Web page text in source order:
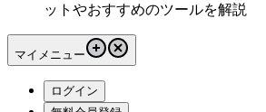
ットやおすすめのツールを解説
マイメニュー
ログイン